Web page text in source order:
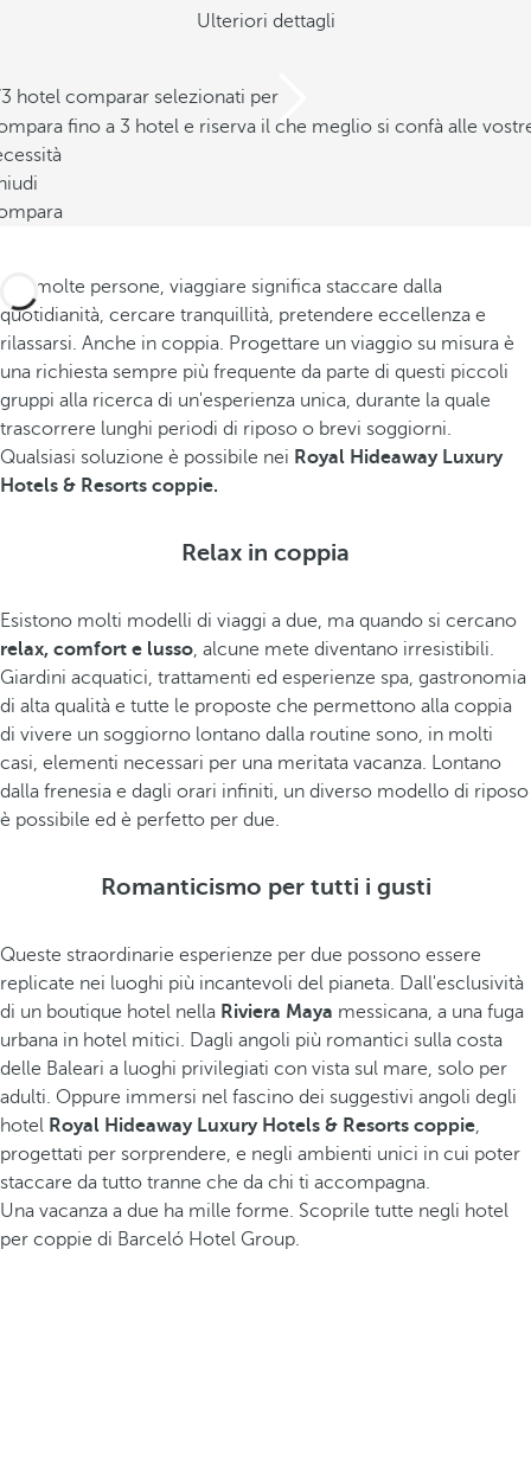
Ulteriori dettagli
hotel comparar selezionati per
fino a 3 hotel e riserva il che meglio si confà alle
Per molte persone, viaggiare significa staccare dalla
quotidianità, cercare tranquillità, pretendere eccellenza e
rilassarsi. Anche in coppia. Progettare un viaggio su misura è
una richiesta sempre più frequente da parte di questi piccoli
gruppi alla ricerca di un'esperienza unica, durante la quale
trascorrere lunghi periodi di riposo o brevi soggiorni.
Qualsiasi soluzione è possibile nei Royal Hideaway Luxury
Hotels & Resorts coppie.
Relax in coppia
Esistono molti modelli di viaggi a due, ma quando si cercano
relax, comfort e lusso, alcune mete diventano irresistibili.
Giardini acquatici, trattamenti ed esperienze spa, gastronomia
di alta qualità e tutte le proposte che permettono alla coppia
di vivere un soggiorno lontano dalla routine sono, in molti
casi, elementi necessari per una meritata vacanza. Lontano
dalla frenesia e dagli orari infiniti, un diverso modello di riposo
è possibile ed è perfetto per due.
Romanticismo per tutti i gusti
Queste straordinarie esperienze per due possono essere
replicate nei luoghi più incantevoli del pianeta. Dall'esclusività
di un boutique hotel nella Riviera Maya messicana, a una fuga
urbana in hotel mitici. Dagli angoli più romantici sulla costa
delle Baleari a luoghi privilegiati con vista sul mare, solo per
adulti. Oppure immersi nel fascino dei suggestivi angoli degli
hotel Royal Hideaway Luxury Hotels & Resorts coppie,
progettati per sorprendere, e negli ambienti unici in cui poter
staccare da tutto tranne che da chi ti accompagna.
Una vacanza a due ha mille forme. Scoprile tutte negli hotel
per coppie di Barceló Hotel Group.